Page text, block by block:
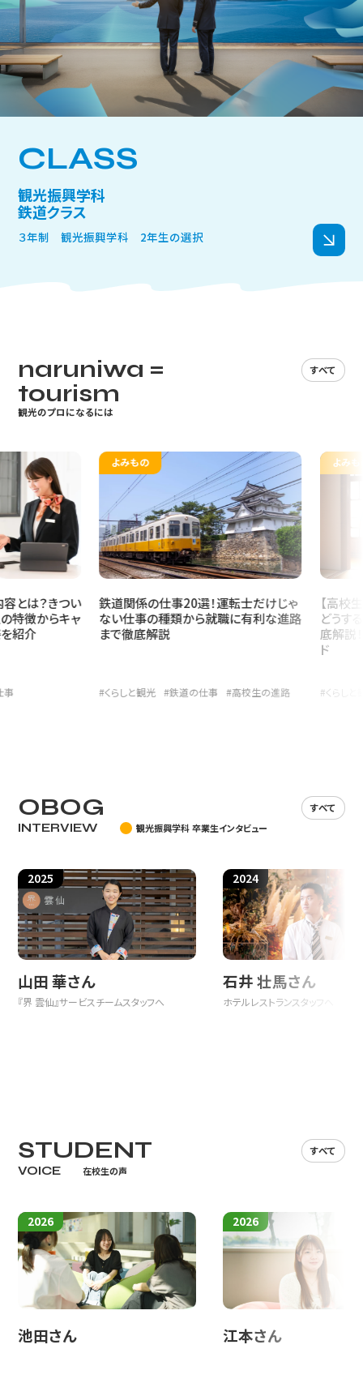
【一覧表】鉄道関係の仕事はこん
なにある！4つの分野別マップ
こでは、鉄道の仕事を大きく4つの分野に分けて、代表的な職種を一
覧表にまとめました。
職種名
①運行を支える仕事
運転士、車掌、駅員
理者
術者、信号通信技術
企画、広報・宣伝、
①【運行の最前線】お客様を安
CLASS
観光振興学科
鉄道クラス
３年制 観光振興学科 2年生の選択
naruniwa =
tourism
観光のプロになるには
すべて
？きつい
からキャ
よみもの
鉄道関係の仕事20選！運転士だけじゃ
ない仕事の種類から就職に有利な進路
まで徹底解説
#くらしと観光 #鉄道の仕事 #高校生の進路
よみもの
【高校生向
どうする？
底解説！将
#くらしと観光
OBOG
INTERVIEW 観光振興学科 卒業生インタビュー
すべて
2025
山田 華さん
『界 雲仙』サービスチームスタッフへ
2024
石井 壮馬さん
ホテルレストランスタッフへ
STUDENT
VOICE 在校生の声
すべて
2026
池田さん
2026
江本さん